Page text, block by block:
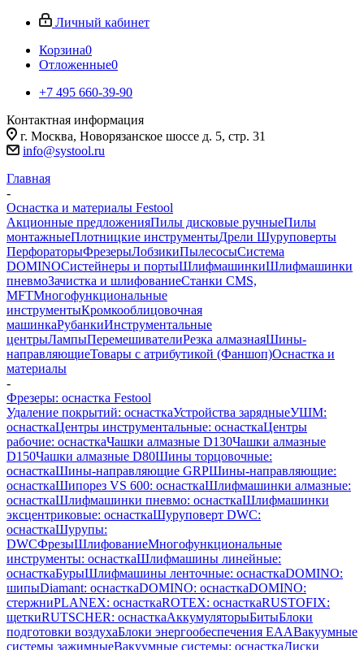
Личный кабинет
Корзина0
Отложенные0
+7 495 660-39-90
Контактная информация
г. Москва, Новорязанское шоссе д. 5, стр. 31
info@systool.ru
Главная
-
Оснастка и материалы Festool
Акционные предложенияПилы дисковые ручныеПилы
монтажныеПлотницкие инструментыДрели Шуруповерты
ПерфораторыФрезерыЛобзикиПылесосыСистема
DOMINOСистейнеры и портыШлифмашинкиШлифмашинки
пневмоЗачистка и шлифованиеСтанки CMS,
MFTМногофункциональные
инструментыКромкооблицовочная
машинкаРубанкиИнструментальные
центрыЛампыПеремешивателиРезка алмазнаяШины-
направляющиеТовары с атрибутикой (Фаншоп)Оснастка и
материалы
-
Фрезеры: оснастка Festool
Удаление покрытий: оснасткаУстройства зарядныеУШМ:
оснасткаЦентры инструментальные: оснасткаЦентры
рабочие: оснасткаЧашки алмазные D130Чашки алмазные
D150Чашки алмазные D80Шины торцовочные:
оснасткаШины-направляющие GRPШины-направляющие:
оснасткаШипорез VS 600: оснасткаШлифмашинки алмазные:
оснасткаШлифмашинки пневмо: оснасткаШлифмашинки
эксцентриковые: оснасткаШуруповерт DWC:
оснасткаШурупы:
DWCФрезыШлифованиеМногофункциональные
инструменты: оснасткаШлифмашины линейные:
оснасткаБурыШлифмашины ленточные: оснасткаDOMINO:
шипыDiamant: оснасткаDOMINO: оснасткаDOMINO:
стержниPLANEX: оснасткаROTEX: оснасткаRUSTOFIX:
щеткиRUTSCHER: оснасткаАккумуляторыБитыБлоки
подготовки воздухаБлоки энергообеспечения EAAВакуумные
системы зажимныеВакуумные системы: оснасткаДиски